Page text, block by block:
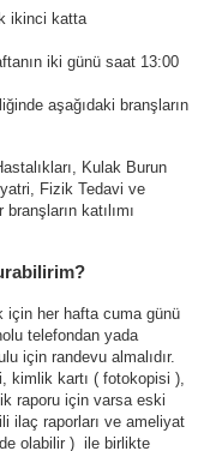
ikinci katta
iki günü saat 13:00
aşağıdaki branşların
Kulak Burun
Fizik Tedavi ve
katılımı
her hafta cuma günü
telefondan yada
için randevu almalıdır.
kimlik kartı ( fotokopisi ),
raporu için varsa eski
ilaç raporları ve ameliyat
olabilir ) ile birlikte